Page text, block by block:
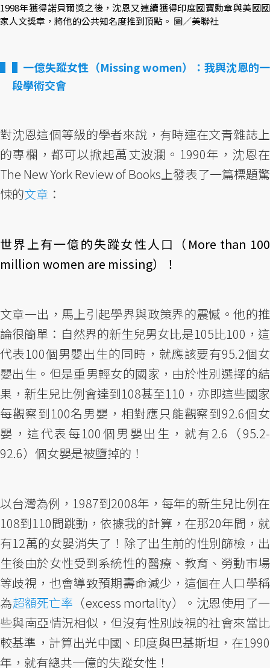
1998年獲得諾貝爾獎之後，沈恩又連續獲得印度國寶勳章與美國國
家人文獎章，將他的公共知名度推到頂點。 圖／美聯社
▌一億失蹤女性（Missing women）：我與沈恩的一
段學術交會
對沈恩這個等級的學者來說，有時連在文青雜誌上
的專欄，都可以掀起萬丈波瀾。1990年，沈恩在
The New York Review of Books上發表了一篇標題驚
悚的文章 ：
世界上有一億的失蹤女性人口（More than 100
million women are missing）！
文章一出，馬上引起學界與政策界的震憾。他的推
論很簡單：自然界的新生兒男女比是105比100，這
代表100個男嬰出生的同時，就應該要有95.2個女
嬰出生。但是重男輕女的國家，由於性別選擇的結
果，新生兒比例會達到108甚至110，亦即這些國家
每觀察到100名男嬰，相對應只能觀察到92.6個女
嬰，這代表每100個男嬰出生，就有2.6（95.2-
92.6）個女嬰是被墮掉的！
以台灣為例，1987到2008年，每年的新生兒比例在
108到110間跳動，依據我的計算，在那20年間，就
有12萬的女嬰消失了！除了出生前的性別篩檢，出
生後由於女性受到系統性的醫療、教育、勞動市場
等歧視，也會導致預期壽命減少，這個在人口學稱
為超額死亡率 （excess mortality）。沈恩使用了一
些與南亞情況相似，但沒有性別歧視的社會來當比
較基準，計算出光中國、印度與巴基斯坦，在1990
年，就有總共一億的失蹤女性！